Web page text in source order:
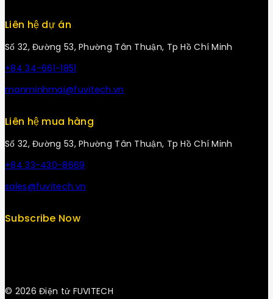
Liên hệ dự án
Số 32, Đường 53, Phường Tân Thuận, Tp Hồ Chí Minh
+84 34-661-1851
manminhmai@fuvitech.vn
Liên hệ mua hàng
Số 32, Đường 53, Phường Tân Thuận, Tp Hồ Chí Minh
+84 33-430-8669
sales@fuvitech.vn
Subscribe Now
© 2026 Điện tử FUVITECH